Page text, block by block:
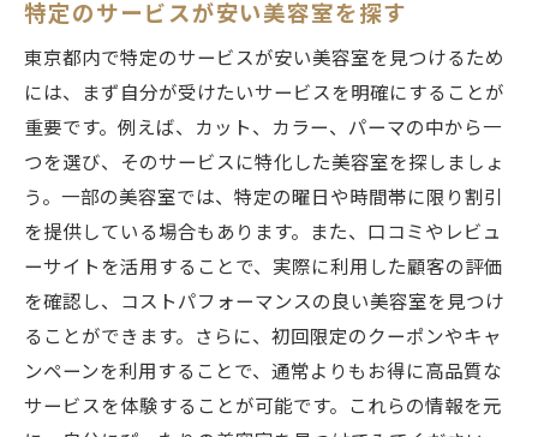
特定のサービスが安い美容室を探す
東京都内で特定のサービスが安い美容室を見つけるため
には、まず自分が受けたいサービスを明確にすることが
重要です。例えば、カット、カラー、パーマの中から一
つを選び、そのサービスに特化した美容室を探しましょ
う。一部の美容室では、特定の曜日や時間帯に限り割引
を提供している場合もあります。また、口コミやレビュ
ーサイトを活用することで、実際に利用した顧客の評価
を確認し、コストパフォーマンスの良い美容室を見つけ
ることができます。さらに、初回限定のクーポンやキャ
ンペーンを利用することで、通常よりもお得に高品質な
サービスを体験することが可能です。これらの情報を元